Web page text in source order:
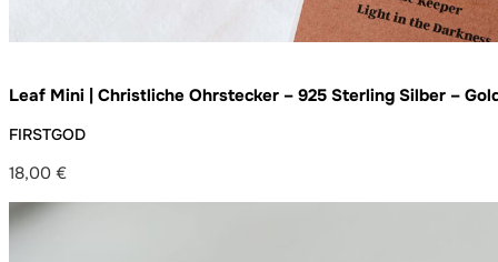
Leaf Mini | Christliche Ohrstecker – 925 Sterling Silber –
FIRSTGOD
18,00 €